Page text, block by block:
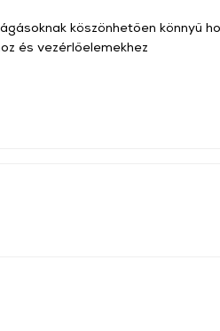
köszönhetően könnyű
és vezérlőelemekhez